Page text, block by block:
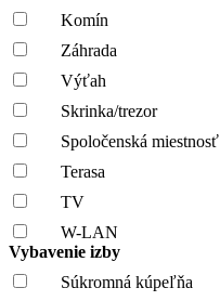
Komín
Záhrada
Výťah
Skrinka/trezor
Spoločenská miestnosť
Terasa
TV
W-LAN
Vybavenie izby
Súkromná kúpeľňa